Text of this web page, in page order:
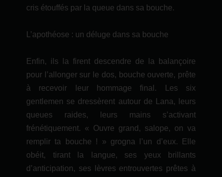
cris étouffés par la queue dans sa bouche.
L’apothéose : un déluge dans sa bouche
Enfin, ils la firent descendre de la balançoire
pour l’allonger sur le dos, bouche ouverte, prête
à recevoir leur hommage final. Les six
gentlemen se dressèrent autour de Lana, leurs
queues raides, leurs mains s’activant
frénétiquement. « Ouvre grand, salope, on va
remplir ta bouche ! » grogna l’un d’eux. Elle
obéit, tirant la langue, ses yeux brillants
d’anticipation, ses lèvres entrouvertes prêtes à